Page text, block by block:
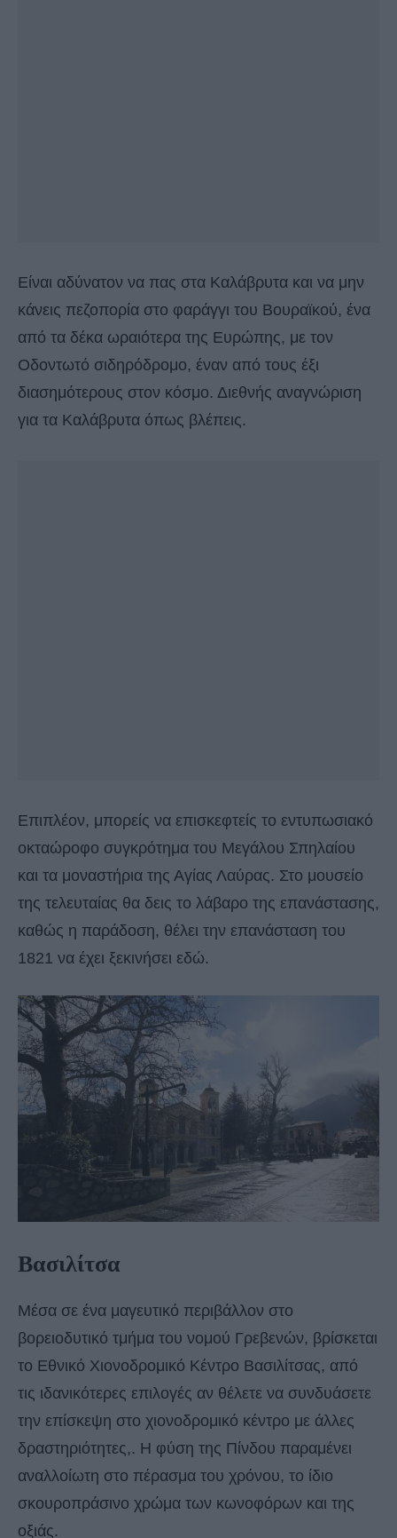
Είναι αδύνατον να πας στα Καλάβρυτα και να μην
κάνεις πεζοπορία στο φαράγγι του Βουραϊκού, ένα
από τα δέκα ωραιότερα της Ευρώπης, με τον
Οδοντωτό σιδηρόδρομο, έναν από τους έξι
διασημότερους στον κόσμο. Διεθνής αναγνώριση
για τα Καλάβρυτα όπως βλέπεις.
Επιπλέον, μπορείς να επισκεφτείς το εντυπωσιακό
οκταώροφο συγκρότημα του Μεγάλου Σπηλαίου
και τα μοναστήρια της Αγίας Λαύρας. Στο μουσείο
της τελευταίας θα δεις το λάβαρο της επανάστασης,
καθώς η παράδοση, θέλει την επανάσταση του
1821 να έχει ξεκινήσει εδώ.
Βασιλίτσα
Μέσα σε ένα μαγευτικό περιβάλλον στο
βορειοδυτικό τμήμα του νομού Γρεβενών, βρίσκεται
το Εθνικό Χιονοδρομικό Κέντρο Βασιλίτσας, από
τις ιδανικότερες επιλογές αν θέλετε να συνδυάσετε
την επίσκεψη στο χιονοδρομικό κέντρο με άλλες
δραστηριότητες,. Η φύση της Πίνδου παραμένει
αναλλοίωτη στο πέρασμα του χρόνου, το ίδιο
σκουροπράσινο χρώμα των κωνοφόρων και της
οξιάς.